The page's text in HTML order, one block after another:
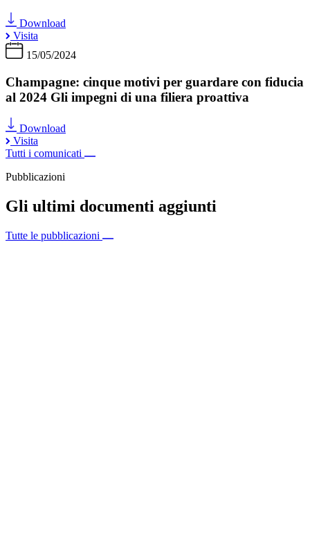
Download
Visita
15/05/2024
Champagne: cinque motivi per guardare con fiducia
al 2024 Gli impegni di una filiera proattiva
Download
Visita
Tutti i comunicati
Pubblicazioni
Gli ultimi documenti aggiunti
Tutte le pubblicazioni